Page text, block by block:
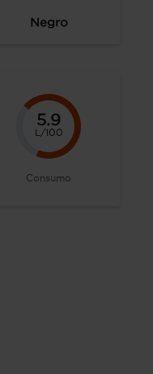
Negro
5.9
L/100
Consumo